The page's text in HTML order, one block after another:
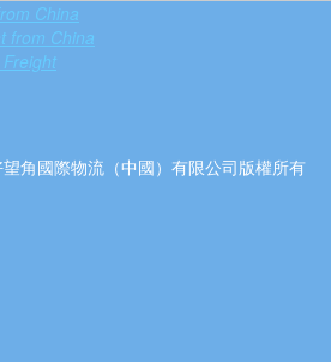
China
from China
角國際物流（中國）有限公司版權所有